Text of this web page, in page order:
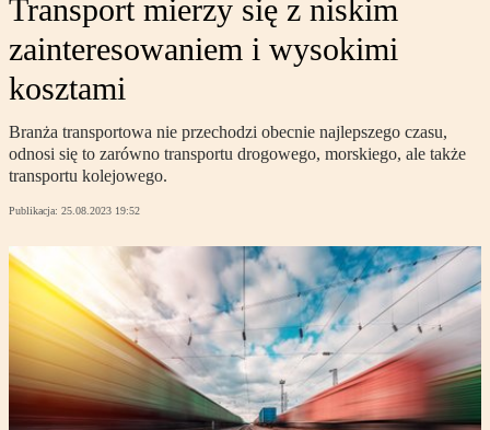
Transport mierzy się z niskim
zainteresowaniem i wysokimi
kosztami
Branża transportowa nie przechodzi obecnie najlepszego czasu,
odnosi się to zarówno transportu drogowego, morskiego, ale także
transportu kolejowego.
Publikacja: 25.08.2023 19:52